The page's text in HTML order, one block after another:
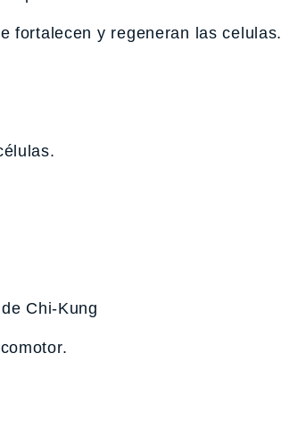
fortalecen y regeneran las celulas.
Chi-Kung